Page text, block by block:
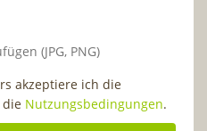
(JPG, PNG)
akzeptiere ich die
Nutzungsbedingungen.